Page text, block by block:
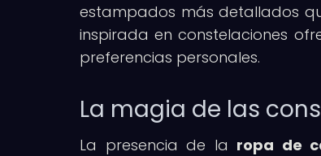
estampados más detallados
inspirada en constelaciones
preferencias personales.
La magia de las
La presencia de la ropa de